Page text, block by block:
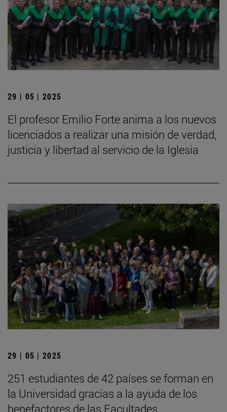
29 | 05 | 2025
El profesor Emilio Forte anima a los nuevos
licenciados a realizar una misión de verdad,
justicia y libertad al servicio de la Iglesia
29 | 05 | 2025
251 estudiantes de 42 países se forman en
la Universidad gracias a la ayuda de los
benefactores de las Facultades